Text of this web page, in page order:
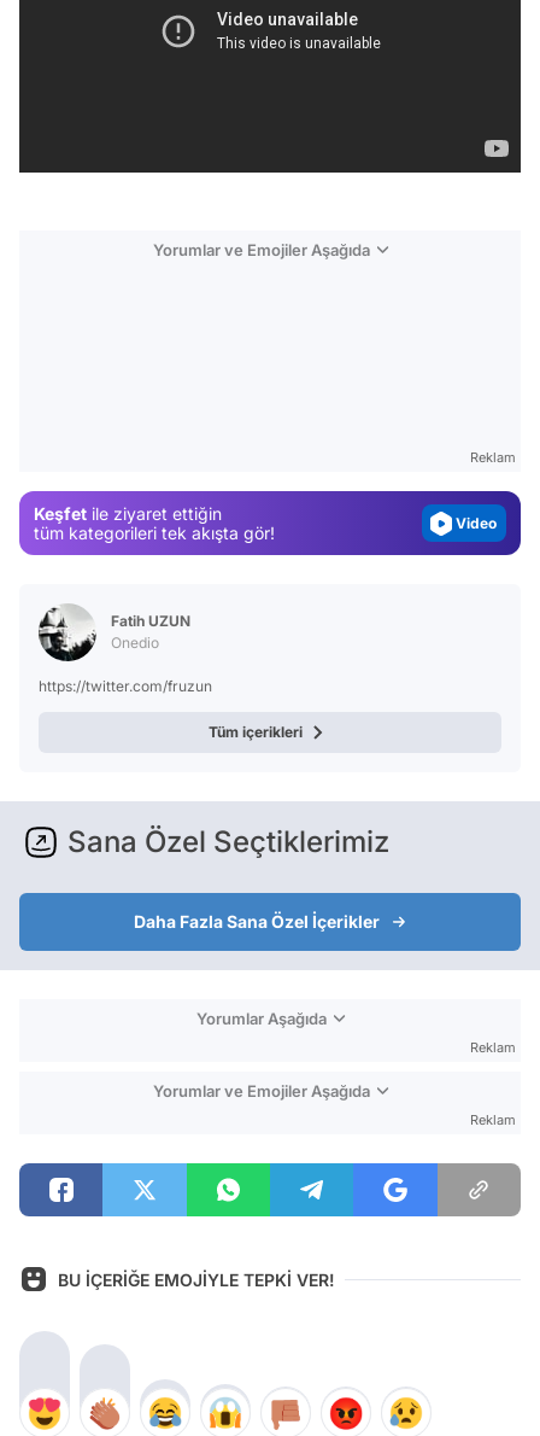
Yorumlar ve Emojiler Aşağıda
Reklam
Keşfet ile ziyaret ettiğin
tüm kategorileri tek akışta gör!
Test
Fatih UZUN
Onedio
https://twitter.com/fruzun
Tüm içerikleri
Sana Özel Seçtiklerimiz
Daha Fazla Sana Özel İçerikler
Yorumlar Aşağıda
Reklam
Yorumlar ve Emojiler Aşağıda
Reklam
BU İÇERİĞE EMOJİYLE TEPKİ VER!